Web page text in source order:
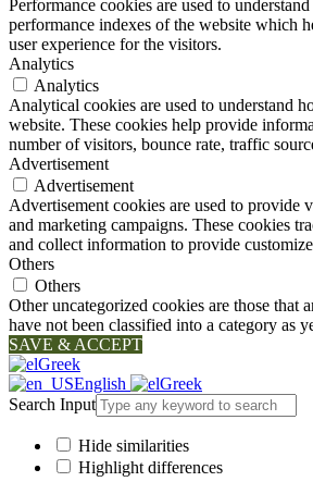
Performance cookies are used to
performance indexes of the website which
user experience for the visitors.
Analytics
Analytics
Analytical cookies are used to understand
website. These cookies help provide
number of visitors, bounce rate, traffic
Advertisement
Advertisement
Advertisement cookies are used to provide
and marketing campaigns. These cookies
and collect information to provide
Others
Others
Other uncategorized cookies are those that
have not been classified into a category as
SAVE & ACCEPT
Greek
English
Greek
Search Input
Hide similarities
Highlight differences